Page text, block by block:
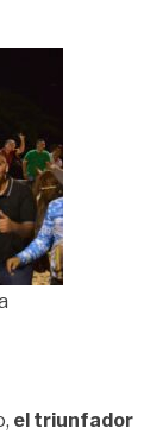
el triunfador